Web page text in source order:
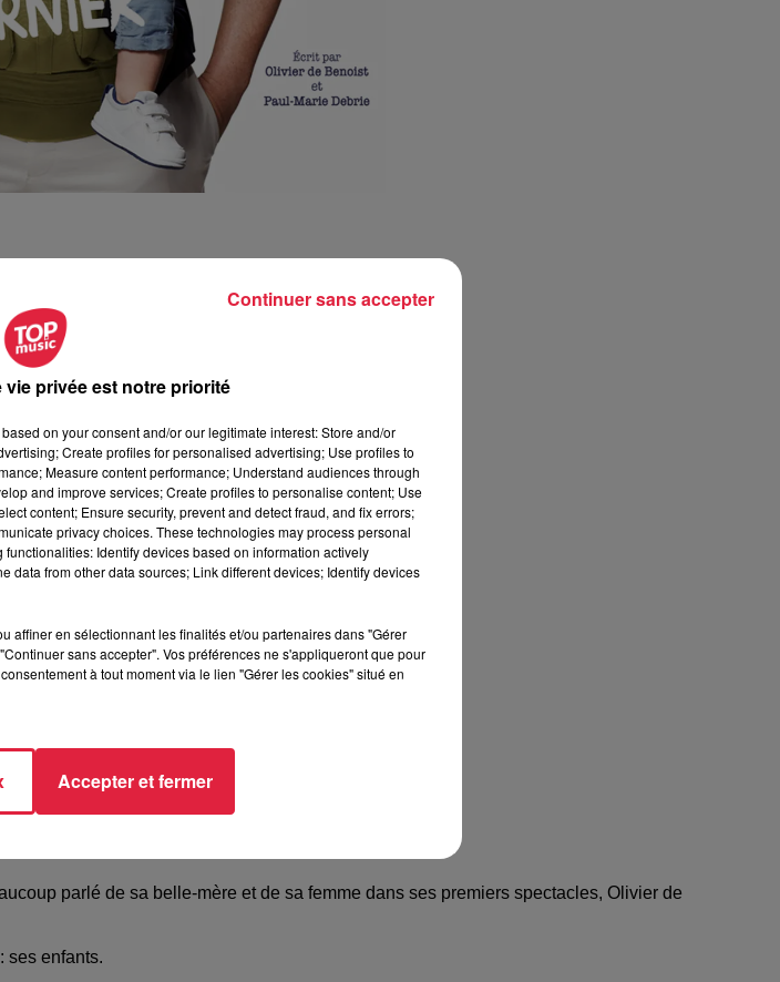
index.php
parlé de sa belle-mère et de sa femme dans ses premiers spectacles, Olivier de
ses enfants.
vie privée est notre priorité
on your consent and/or our legitimate interest: Store and/or
Create profiles for personalised advertising; Use profiles to
Measure content performance; Understand audiences through
and improve services; Create profiles to personalise content; Use
content; Ensure security, prevent and detect fraud, and fix errors;
privacy choices. These technologies may process personal
Identify devices based on information actively
data from other data sources; Link different devices; Identify devices
affiner en sélectionnant les finalités et/ou partenaires dans "Gérer
sans accepter". Vos préférences ne s'appliqueront que pour
à tout moment via le lien "Gérer les cookies" situé en
Accepter et fermer
Continuer sans accepter